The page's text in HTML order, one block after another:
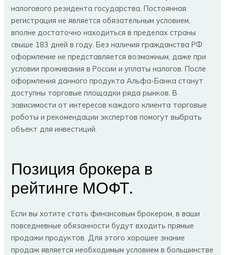
налогового резидента государства. Постоянная
регистрация не является обязательным условием,
вполне достаточно находиться в пределах страны
свыше 183 дней в году. Без наличия гражданства РФ
оформление не представляется возможным, даже при
условии проживания в России и уплаты налогов. После
оформления данного продукта Альфа-Банка станут
доступны торговые площадки ряда рынков. В
зависимости от интересов каждого клиента торговые
роботы и рекомендации экспертов помогут выбрать
объект для инвестиций.
Позиция брокера в
рейтинге МОФТ.
Если вы хотите стать финансовым брокером, в ваши
повседневные обязанности будут входить прямые
продажи продуктов. Для этого хорошее знание
продаж является необходимым условием в большинстве